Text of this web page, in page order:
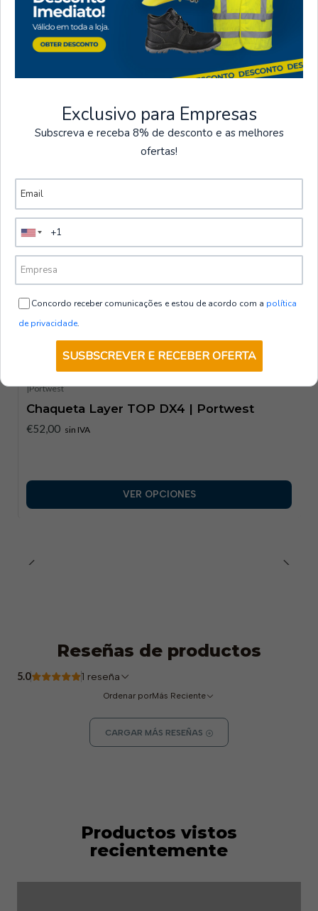
seguro.
Reforzado en todos los puntos de tensión.
Cierre de acceso con impresión para identidad visual
Materiales
capas, PU 150 D, 140 g
Forro:100% poliéster elástico Pongee 80g
Información adicional sobre el relleno:Cuerpo - 100%
poliéster 140g; Mangas - 100% poliéster 60g; Capucha y
cuello - 100% poliéster 40g
Ver más productos
CREEK PAD | PAYPER
VER OPCIONES
También te podría interesar
|Portwest
Chaqueta Layer TOP DX4 | Portwest
€52,00 sin IVA
VER OPCIONES
Reseñas de productos
5.0 1 reseña
Ordenar porMás Reciente
CARGAR MÁS RESEÑAS
Productos vistos
recientemente
Exclusivo para Empresas
Subscreva e receba 8% de desconto e as melhores
ofertas!
Concordo receber comunicações e estou de acordo com a política
de privacidade.
SUSBSCREVER E RECEBER OFERTA